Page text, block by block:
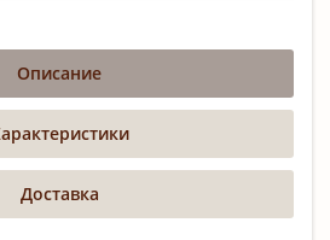
Описание
Доставка